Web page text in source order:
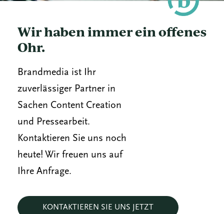
Wir haben immer ein offenes
Ohr.
Brandmedia ist Ihr
zuverlässiger Partner in
Sachen Content Creation
und Pressearbeit.
Kontaktieren Sie uns noch
heute! Wir freuen uns auf
Ihre Anfrage.
KONTAKTIEREN SIE UNS JETZT